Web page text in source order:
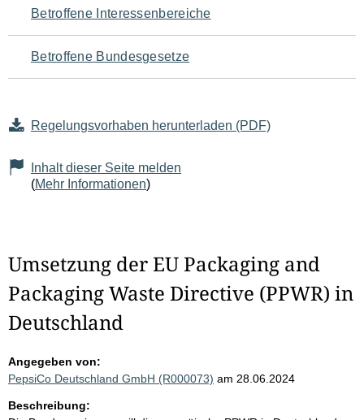
den
Seiteninhalt
Betroffene Interessenbereiche
Betroffene Bundesgesetze
Regelungsvorhaben herunterladen (PDF)
Inhalt dieser Seite melden
(Mehr Informationen)
Umsetzung der EU Packaging and
Packaging Waste Directive (PPWR) in
Deutschland
Angegeben von:
PepsiCo Deutschland GmbH (R000073) am 28.06.2024
Beschreibung: